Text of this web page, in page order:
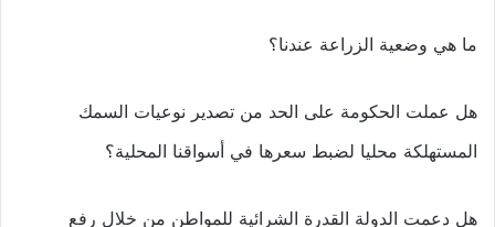
ما هي وضعية الزراعة عندنا؟
هل عملت الحكومة على الحد من تصدير نوعيات السمك
المستهلكة محليا لضبط سعرها في أسواقنا المحلية؟
هل دعمت الدولة القدرة الشرائية للمواطن من خلال رفع